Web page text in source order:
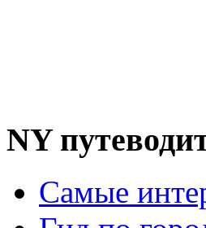
NY
Самые